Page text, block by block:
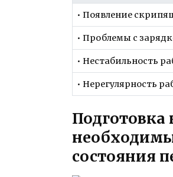
• Появление
• Проблемы с
• Нестабильность
• Нерегулярность
Подготовка
состояния